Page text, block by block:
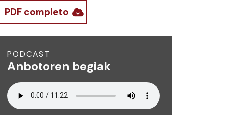
PDF completo
PODCAST
Anbotoren begiak